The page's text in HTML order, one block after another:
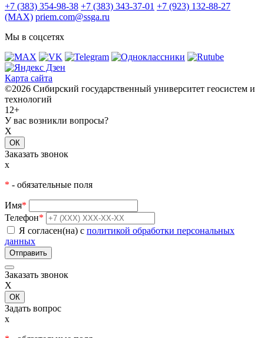
+7 (383) 354-98-38 +7 (383) 343-37-01 +7 (923) 132-88-27
(MAX) priem.com@ssga.ru
Мы в соцсетях
Карта сайта
©2026 Сибирский государственный университет геосистем и
технологий
12+
У вас возникли вопросы?
X
ОК
Заказать звонок
x
* - обязательные поля
Имя*
Телефон*
Я согласен(на) с политикой обработки персональных
данных
Заказать звонок
X
ОК
Задать вопрос
x